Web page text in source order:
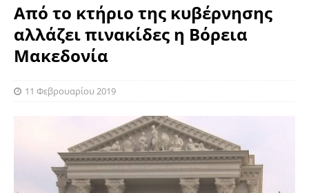
Από το κτήριο της κυβέρνησης
αλλάζει πινακίδες η Βόρεια
Μακεδονία
11 Φεβρουαρίου 2019